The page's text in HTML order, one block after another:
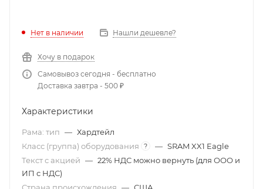
Нет в наличии Нашли дешевле?
Хочу в подарок
Самовывоз сегодня - бесплатно
Доставка завтра - 500 ₽
Характеристики
Рама: тип — Хардтейл
Класс (группа) оборудования
? — SRAM XX1 Eagle
Текст с акцией — 22% НДС можно вернуть (для ООО и
ИП с НДС)
Страна происхождения — США